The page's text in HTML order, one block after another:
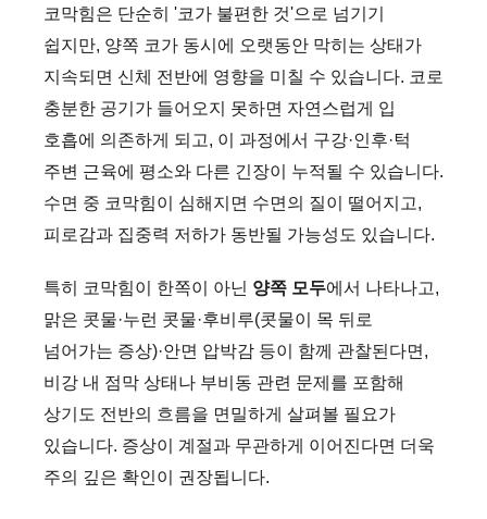
코막힘은 단순히 '코가 불편한 것'으로 넘기기
쉽지만, 양쪽 코가 동시에 오랫동안 막히는 상태가
지속되면 신체 전반에 영향을 미칠 수 있습니다. 코로
충분한 공기가 들어오지 못하면 자연스럽게 입
호흡에 의존하게 되고, 이 과정에서 구강·인후·턱
주변 근육에 평소와 다른 긴장이 누적될 수 있습니다.
수면 중 코막힘이 심해지면 수면의 질이 떨어지고,
피로감과 집중력 저하가 동반될 가능성도 있습니다.
특히 코막힘이 한쪽이 아닌 양쪽 모두에서 나타나고,
맑은 콧물·누런 콧물·후비루(콧물이 목 뒤로
넘어가는 증상)·안면 압박감 등이 함께 관찰된다면,
비강 내 점막 상태나 부비동 관련 문제를 포함해
상기도 전반의 흐름을 면밀하게 살펴볼 필요가
있습니다. 증상이 계절과 무관하게 이어진다면 더욱
주의 깊은 확인이 권장됩니다.